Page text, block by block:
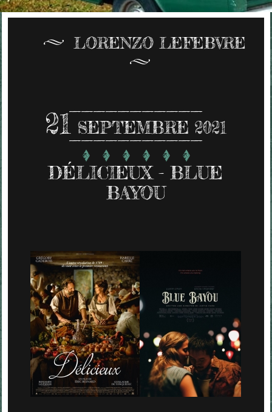
LORENZO LEFEBVRE
21 SEPTEMBRE 2021
DÉLICIEUX - BLUE
BAYOU